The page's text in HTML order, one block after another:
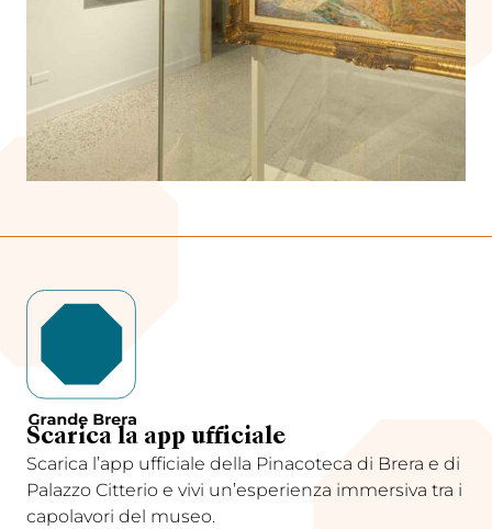
Scarica la app ufficiale
Scarica l’app ufficiale della Pinacoteca di Brera e di
Palazzo Citterio e vivi un’esperienza immersiva tra i
capolavori del museo.